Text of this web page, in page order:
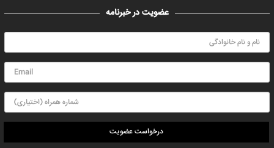
عضویت در خبرنامه
درخواست عضویت